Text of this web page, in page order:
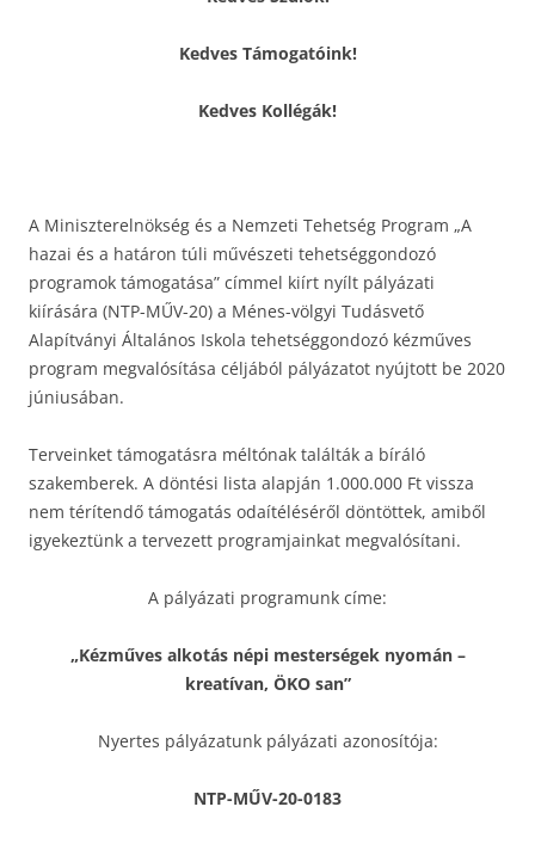
Kedves Támogatóink!
Kedves Kollégák!
A Miniszterelnökség és a Nemzeti Tehetség Program „A
hazai és a határon túli művészeti tehetséggondozó
programok támogatása” címmel kiírt nyílt pályázati
kiírására (NTP-MŰV-20) a Ménes-völgyi Tudásvető
Alapítványi Általános Iskola tehetséggondozó kézműves
program megvalósítása céljából pályázatot nyújtott be 2020
júniusában.
Terveinket támogatásra méltónak találták a bíráló
szakemberek. A döntési lista alapján 1.000.000 Ft vissza
nem térítendő támogatás odaítéléséről döntöttek, amiből
igyekeztünk a tervezett programjainkat megvalósítani.
A pályázati programunk címe:
„Kézműves alkotás népi mesterségek nyomán –
kreatívan, ÖKO san”
Nyertes pályázatunk pályázati azonosítója:
NTP-MŰV-20-0183